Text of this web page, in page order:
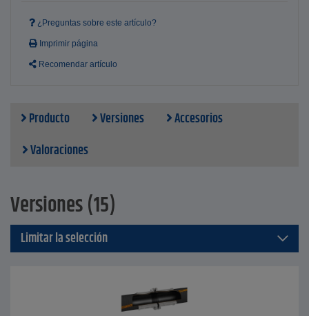
¿Preguntas sobre este artículo?
Imprimir página
Recomendar artículo
Producto Versiones
Accesorios
Valoraciones
Versiones (15)
Limitar la selección